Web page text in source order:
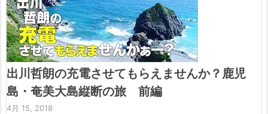
出川哲朗の充電させてもらえませんか？鹿児
島・奄美大島縦断の旅 前編
4月 15, 2018